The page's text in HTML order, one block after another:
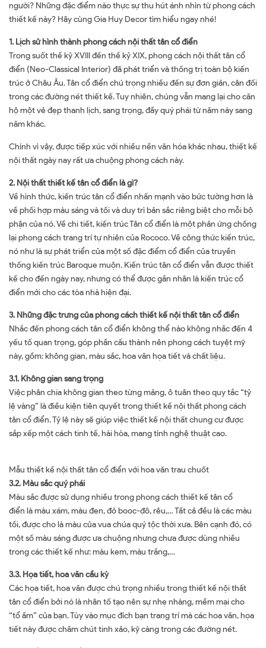
người? Những đặc điểm nào thực sự thu hút ánh nhìn từ phong cách
thiết kế này? Hãy cùng Gia Huy Decor tìm hiểu ngay nhé!
1. Lịch sử hình thành phong cách nội thất tân cổ điển
Trong suốt thế kỷ XVIII đến thế kỷ XIX, phong cách nội thất tân cổ
điển (Neo-Classical Interior) đã phát triển và thống trị toàn bộ kiến
trúc ở Châu Âu. Tân cổ điển chú trọng nhiều đến sự đơn giản, cân đối
trong các đường nét thiết kế. Tuy nhiên, chúng vẫn mang lại cho căn
hộ một vẻ đẹp thanh lịch, sang trọng, đầy quý phái từ năm này sang
năm khác.
Chính vì vậy, được tiếp xúc với nhiều nền văn hóa khác nhau, thiết kế
nội thất ngày nay rất ưa chuộng phong cách này.
2. Nội thất thiết kế tân cổ điển là gì?
Về hình thức, kiến ​​trúc tân cổ điển nhấn mạnh vào bức tường hơn là
về phối hợp màu sáng và tối và duy trì bản sắc riêng biệt cho mỗi bộ
phận của nó. Về chi tiết, kiến trúc Tân cổ điển là một phản ứng chống
lại phong cách trang trí tự nhiên của Rococo. Về công thức kiến trúc,
nó như là sự phát triển của một số đặc điểm cổ điển của truyền
thống kiến trúc Baroque muộn. Kiến trúc tân cổ điển vẫn được thiết
kế cho đến ngày nay, nhưng có thể được gắn nhãn là kiến trúc cổ
điển mới cho các tòa nhà hiện đại.
3. Những đặc trưng của phong cách thiết kế nội thất tân cổ điển
Nhắc đến phong cách tân cổ điển không thể nào không nhắc đến 4
yếu tố quan trọng, góp phần cấu thành nên phong cách tuyệt mỹ
này, gồm: không gian, màu sắc, hoa văn họa tiết và chất liệu.
3.1. Không gian sang trọng
Việc phân chia không gian theo từng mảng, ô tuân theo quy tắc “tỷ
lệ vàng” là điều kiện tiên quyết trong thiết kế nội thất phong cách
tân cổ điển. Tỷ lệ này sẽ giúp việc thiết kế nội thất chung cư được
sắp xếp một cách tinh tế, hài hòa, mang tính nghệ thuật cao.
Mẫu thiết kế nội thất tân cổ điển với hoa văn trau chuốt
3.2. Màu sắc quý phái
Màu sắc được sử dụng nhiều trong phong cách thiết kế tân cổ
điển là màu xám, màu đen, đỏ booc-đô, rêu,… Tất cả đều là các màu
tối, được cho là màu của vua chúa quý tộc thời xưa. Bên cạnh đó, có
một số màu sáng được ưa chuộng nhưng chưa được dùng nhiều
trong các thiết kế như: màu kem, màu trắng,…
3.3. Họa tiết, hoa văn cầu kỳ
Các họa tiết, hoa văn được chú trọng nhiều trong thiết kế nội thất
tân cổ điển bởi nó là nhân tố tạo nên sự nhẹ nhàng, mềm mại cho
“tổ ấm” của bạn. Tùy vào mục đích bạn trang trí mà các hoa văn, họa
tiết này được chăm chút tinh xảo, kỹ càng trong các đường nét.